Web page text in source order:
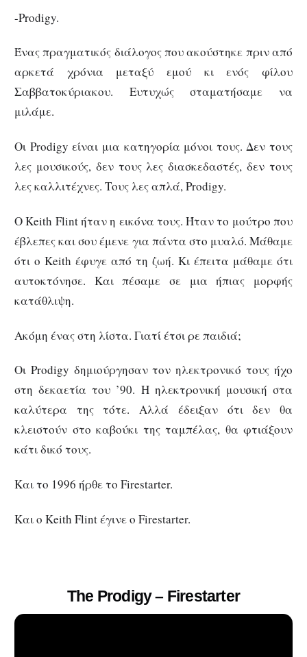
-Prodigy.
Ένας πραγματικός διάλογος που ακούστηκε πριν από
αρκετά χρόνια μεταξύ εμού κι ενός φίλου
Σαββατοκύριακου. Ευτυχώς σταματήσαμε να
μιλάμε.
Οι Prodigy είναι μια κατηγορία μόνοι τους. Δεν τους
λες μουσικούς, δεν τους λες διασκεδαστές, δεν τους
λες καλλιτέχνες. Τους λες απλά, Prodigy.
Ο Keith Flint ήταν η εικόνα τους. Ήταν το μούτρο που
έβλεπες και σου έμενε για πάντα στο μυαλό. Mάθαμε
ότι ο Keith έφυγε από τη ζωή. Κι έπειτα μάθαμε ότι
αυτοκτόνησε. Και πέσαμε σε μια ήπιας μορφής
κατάθλιψη.
Ακόμη ένας στη λίστα. Γιατί έτσι ρε παιδιά;
Οι Prodigy δημιούργησαν τον ηλεκτρονικό τους ήχο
στη δεκαετία του ’90. Η ηλεκτρονική μουσική στα
καλύτερα της τότε. Αλλά έδειξαν ότι δεν θα
κλειστούν στο καβούκι της ταμπέλας, θα φτιάξουν
κάτι δικό τους.
Και το 1996 ήρθε το Firestarter.
Και ο Keith Flint έγινε ο Firestarter.
The Prodigy – Firestarter